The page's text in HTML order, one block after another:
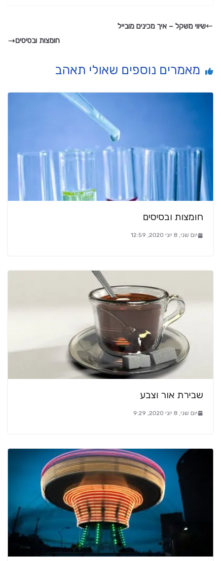
שיווי משקל – איך מכינים מובייל
חומצות ובסיסים
מאמרים נוספים שאולי תאהב
חומצות ובסיסים
יום שני, 8 יוני 2020, 12:59
שבירת אור וצבע
יום שני, 8 יוני 2020, 9:29